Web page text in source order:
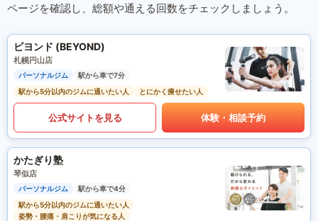
ページを確認し、総額や通える回数をチェックしましょう。
ビヨンド (BEYOND)
札幌円山店
パーソナルジム
駅から車で7分
駅から5分以内のジムに通いたい人
とにかく痩せたい人
公式サイトを見る 体験・相談予約
かたぎり塾
琴似店
パーソナルジム
駅から車で4分
駅から5分以内のジムに通いたい人
姿勢・腰痛・肩こりが気になる人